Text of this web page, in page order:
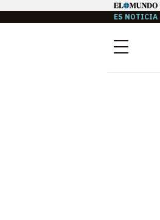
ES NOTICIA
Menú